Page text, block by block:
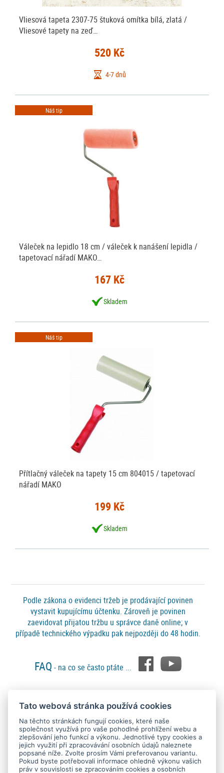
Vliesová tapeta 2307-75 štuková omítka bílá, zlatá /
Vliesové tapety na zeď…
520 Kč
4-7 dnů
Náš tip
Váleček na lepidlo 18 cm / váleček k nanášení lepidla /
tapetovací nářadí MAKO…
167 Kč
Skladem
Náš tip
Přítlačný váleček na tapety 15 cm 804015 / tapetovací
nářadí MAKO
199 Kč
Skladem
Podle zákona o evidenci tržeb je prodávající povinen
vystavit kupujícímu účtenku. Zároveň je povinen
zaevidovat přijatou tržbu u správce daně online; v
případě technického výpadku pak nejpozději do 48 hodin.
FAQ - na co se často ptáte ...
Platební metody
Tato webová stránka používá cookies
Na těchto stránkách fungují cookies, které naše
společnost využívá pro vaše pohodlné prohlížení webu a
zlepšování jeho funkcí a výkonu. Jednotlivé typy cookies a
jejich využití při zpracovávání osobních údajů naleznete
popsané níže. Zvolte prosím Vámi preferovanou variantu.
Pokud byste potřebovali informace ohledně výkonu vašich
práv v souvislosti se zpracováním cookies a osobních